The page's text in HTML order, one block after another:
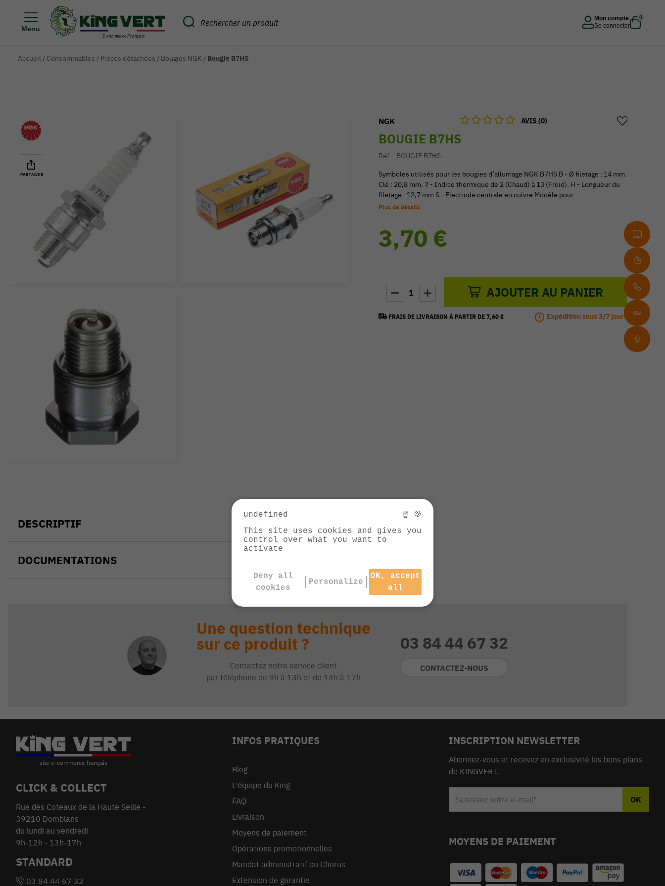
Menu
Mon compte
Se connecter
0
Accueil / Consommables / Pièces détachées / Bougies NGK / Bougie B7HS
PARTAGER
DESCRIPTIF
DOCUMENTATIONS
NGK AVIS (0)
BOUGIE B7HS
Réf. : BOUGIE B7HS
Symboles utilisés pour les bougies d’allumage NGK B7HS B - Ø filetage : 14 mm.
Clé : 20,8 mm. 7 - Indice thermique de 2 (Chaud) à 13 (Froid). H - Longueur du
filetage : 12,7 mm S - Electrode centrale en cuivre Modèle pour…
Plus de détails
3,70 €
1 AJOUTER AU PANIER
FRAIS DE LIVRAISON À PARTIR DE 7,60 € Expédition sous 3/7 jours
Une question technique
sur ce produit ?
Contactez notre service client
par téléphone de 9h à 13h et de 14h à 17h
03 84 44 67 32
CONTACTEZ-NOUS
CLICK & COLLECT
Rue des Coteaux de la Haute Seille -
39210 Domblans
du lundi au vendredi
9h-12h - 13h-17h
STANDARD
03 84 44 67 32
INFOS PRATIQUES
Blog
L'équipe du King
FAQ
Livraison
Moyens de paiement
Opérations promotionnelles
Mandat administratif ou Chorus
Extension de garantie
INSCRIPTION NEWSLETTER
Abonnez-vous et recevez en exclusivité les bons plans
de KINGVERT.
MOYENS DE PAIEMENT
undefined
☝ 🍪
This site uses cookies and gives you
control over what you want to
activate
Deny all
cookies
Personalize
OK, accept
all